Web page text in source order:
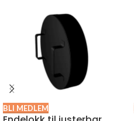
BLI MEDLEM